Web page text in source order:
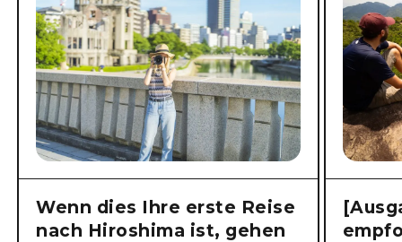
Wenn dies Ihre erste Reise
nach Hiroshima ist, gehen